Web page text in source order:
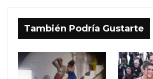
También Podría Gustarte